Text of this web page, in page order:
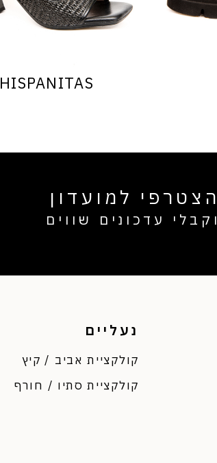
HISPANITAS
הצטרפי למועדון
וקבלי עדכונים שווים
נעליים
קולקציית אביב / קיץ
קולקציית סתיו / חורף